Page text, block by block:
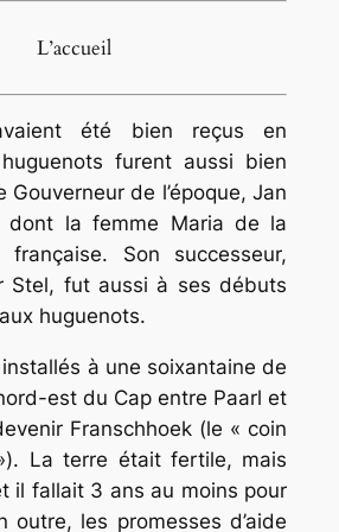
L’accueil
été bien reçus en
furent aussi bien
Gouverneur de l’époque, Jan
dont la femme Maria de la
Son successeur,
Stel, fut aussi à ses débuts
huguenots.
à une soixantaine de
est du Cap entre Paarl et
Franschhoek (le « coin
La terre était fertile, mais
il fallait 3 ans au moins pour
outre, les promesses d’aide